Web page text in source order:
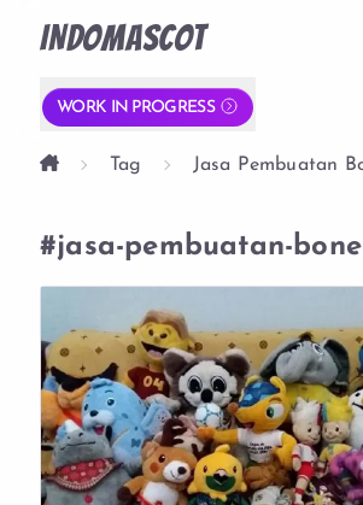
INDOMASCOT
WORK IN PROGRESS
Tag Jasa Pembuatan
#jasa-pembuatan-